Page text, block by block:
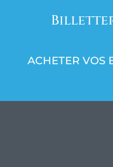
ACHETER VOS